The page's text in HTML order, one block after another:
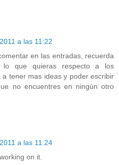
a las 11:22
en las entradas, recuerda
lo que quieras respecto a los
tener mas ideas y poder escribir
no encuentres en ningún otro
a las 11:24
on it.